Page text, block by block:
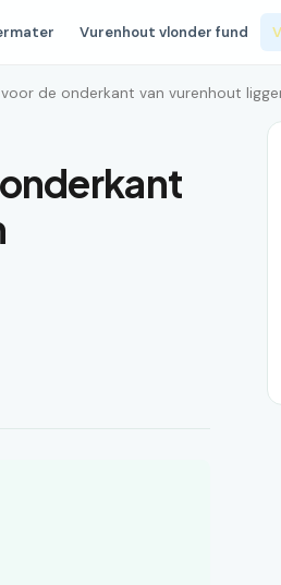
Vurenhout vlonder fund
voor de onderkant van vurenhout